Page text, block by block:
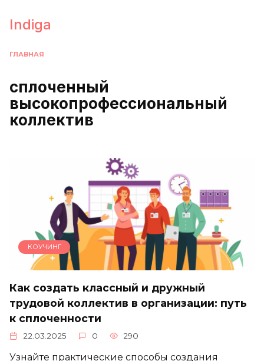
содержанию
Indiga
ГЛАВНАЯ
сплоченный
высокопрофессиональный
коллектив
КОУЧИНГ
Как создать классный и дружный
трудовой коллектив в организации: путь
к сплоченности
22.03.2025 0 290
Узнайте практические способы создания